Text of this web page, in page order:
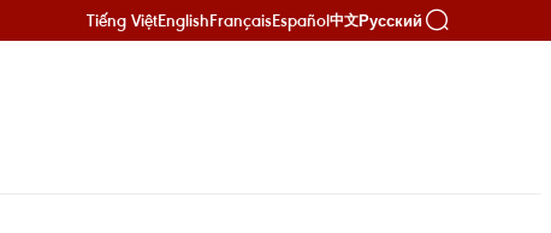
Tiếng ViệtEnglishFrançaisEspañol中文Русский